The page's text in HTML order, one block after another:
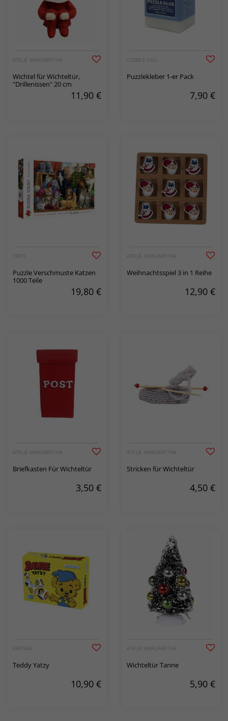
ATELJÉ MARGARETHA
Wichtel für Wichteltür,
"Drillenissen" 20 cm
11,90 €
COBBLE HILL
Puzzlekleber 1-er Pack
7,90 €
TREFL
Puzzle Verschmuste Katzen
1000 Teile
19,80 €
ATELJÉ MARGARETHA
Weihnachtsspiel 3 in 1 Reihe
12,90 €
ATELJÉ MARGARETHA
Briefkasten Für Wichteltür
3,50 €
ATELJÉ MARGARETHA
Stricken für Wichteltür
4,50 €
KÄRNAN
Teddy Yatzy
10,90 €
ATELJÉ MARGARETHA
Wichteltür Tanne
5,90 €